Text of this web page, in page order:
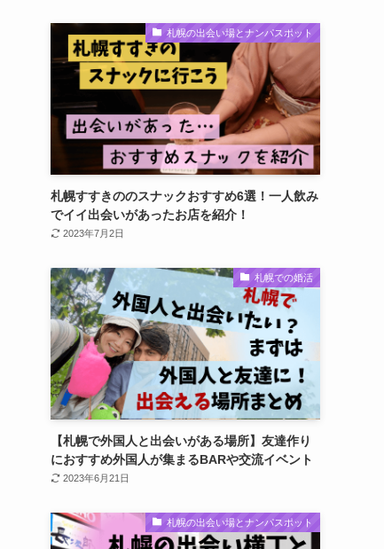
札幌の出会い場とナンパスポット
札幌すすきののスナックおすすめ6選！一人飲み
でイイ出会いがあったお店を紹介！
2023年7月2日
札幌での婚活
【札幌で外国人と出会いがある場所】友達作り
におすすめ外国人が集まるBARや交流イベント
2023年6月21日
札幌の出会い場とナンパスポット